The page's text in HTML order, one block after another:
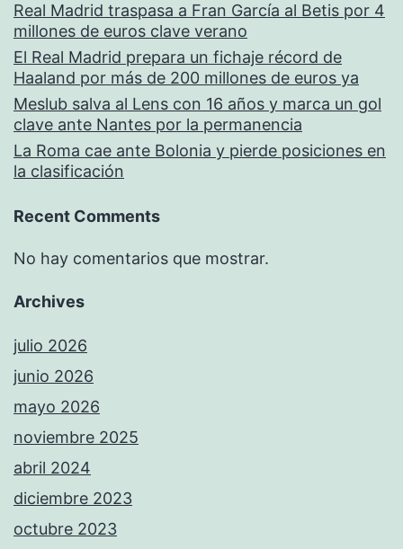
Real Madrid traspasa a Fran García al Betis por 4
millones de euros clave verano
El Real Madrid prepara un fichaje récord de
Haaland por más de 200 millones de euros ya
Meslub salva al Lens con 16 años y marca un gol
clave ante Nantes por la permanencia
La Roma cae ante Bolonia y pierde posiciones en
la clasificación
Recent Comments
No hay comentarios que mostrar.
Archives
julio 2026
junio 2026
mayo 2026
noviembre 2025
abril 2024
diciembre 2023
octubre 2023